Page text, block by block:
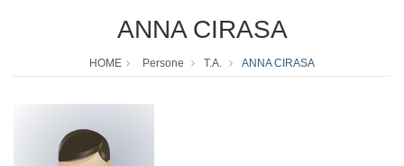
ANNA CIRASA
HOME Persone T.A. ANNA CIRASA